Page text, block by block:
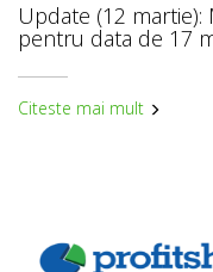
Update (12
pentru data de 17
Citeste mai mult